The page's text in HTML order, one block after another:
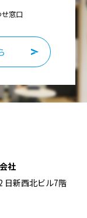
窓口
社
日新西北ビル7階